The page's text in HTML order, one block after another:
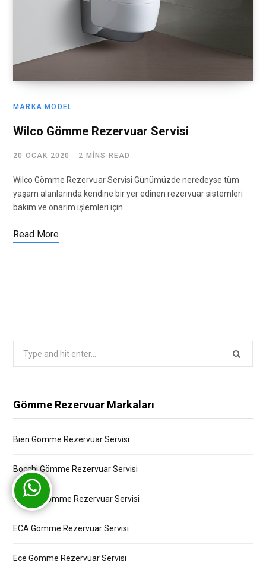
MARKA MODEL
Wilco Gömme Rezervuar Servisi
20 OCAK 2020 2 MINS READ
Wilco Gömme Rezervuar Servisi Günümüzde neredeyse tüm
yaşam alanlarında kendine bir yer edinen rezervuar sistemleri
bakım ve onarım işlemleri için…
Read More
Gömme Rezervuar Markaları
Bien Gömme Rezervuar Servisi
Bocchi Gömme Rezervuar Servisi
Creavit Gömme Rezervuar Servisi
ECA Gömme Rezervuar Servisi
Ece Gömme Rezervuar Servisi